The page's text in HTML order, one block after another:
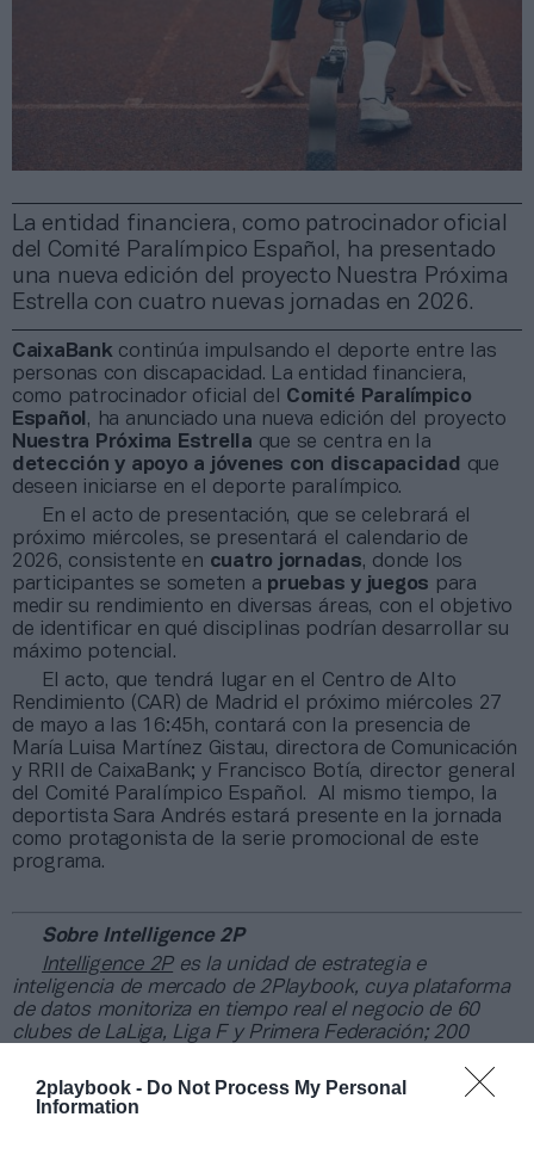
2playbook - Do Not Process My Personal
Information
La entidad financiera, como patrocinador oficial
del Comité Paralímpico Español, ha presentado
una nueva edición del proyecto Nuestra Próxima
Estrella con cuatro nuevas jornadas en 2026.
CaixaBank continúa impulsando el deporte entre las
personas con discapacidad. La entidad financiera,
como patrocinador oficial del Comité Paralímpico
Español , ha anunciado una nueva edición del proyecto
Nuestra Próxima Estrella que se centra en la
detección y apoyo a jóvenes con discapacidad
que
deseen iniciarse en el deporte paralímpico.
En el acto de presentación, que se celebrará el
próximo miércoles, se presentará el calendario de
2026, consistente en cuatro jornadas, donde los
participantes se someten a pruebas y juegos para
medir su rendimiento en diversas áreas, con el objetivo
de identificar en qué disciplinas podrían desarrollar su
máximo potencial.
El acto, que tendrá lugar en el Centro de Alto
Rendimiento (CAR) de Madrid el próximo miércoles 27
de mayo a las 16:45h, contará con la presencia de
María Luisa Martínez Gistau, directora de Comunicación
y RRII de CaixaBank; y Francisco Botía, director general
del Comité Paralímpico Español. Al mismo tiempo, la
deportista Sara Andrés estará presente en la jornada
como protagonista de la serie promocional de este
programa.
Sobre Intelligence 2P
Intelligence 2Pes la unidad de estrategia e
inteligencia de mercado de 2Playbook, cuya plataforma
de datos monitoriza en tiempo real el negocio de 60
clubes de LaLiga, Liga F y Primera Federación; 200
FEB.
La plataforma de datos monitoriza más de 34.000